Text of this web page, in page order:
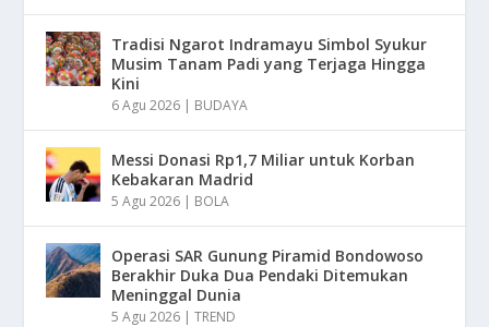
Tradisi Ngarot Indramayu Simbol Syukur
Musim Tanam Padi yang Terjaga Hingga
Kini
6 Agu 2026 | BUDAYA
Messi Donasi Rp1,7 Miliar untuk Korban
Kebakaran Madrid
5 Agu 2026 | BOLA
Operasi SAR Gunung Piramid Bondowoso
Berakhir Duka Dua Pendaki Ditemukan
Meninggal Dunia
5 Agu 2026 |TREND